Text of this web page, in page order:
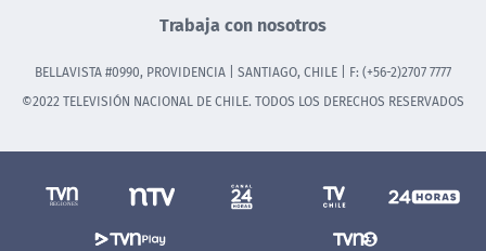
Trabaja con nosotros
BELLAVISTA #0990, PROVIDENCIA | SANTIAGO, CHILE | F: (+56-2)2707 7777
©2022 TELEVISIÓN NACIONAL DE CHILE. TODOS LOS DERECHOS RESERVADOS